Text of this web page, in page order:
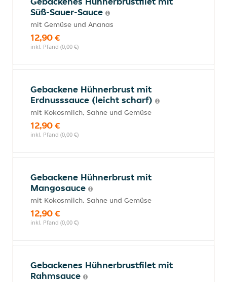
Süß-Sauer-Sauce
mit Gemüse und Ananas
12,90 €
inkl. Pfand (0,00 €)
Gebackene Hühnerbrust mit
Erdnusssauce (leicht scharf)
mit Kokosmilch, Sahne und Gemüse
12,90 €
inkl. Pfand (0,00 €)
Gebackene Hühnerbrust mit
Mangosauce
mit Kokosmilch, Sahne und Gemüse
12,90 €
inkl. Pfand (0,00 €)
Gebackenes Hühnerbrustfilet mit
Rahmsauce